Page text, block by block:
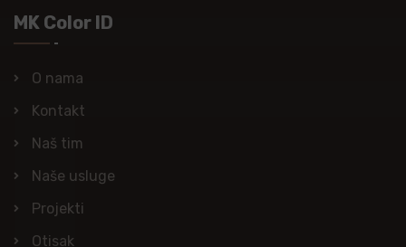
MK Color ID
O nama
Kontakt
Naš tim
Naše usluge
Projekti
Otisak